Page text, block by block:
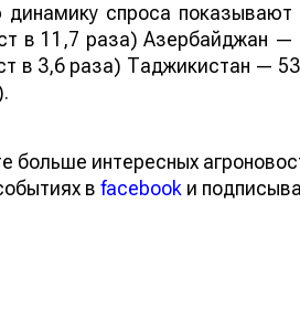
динамику спроса
в 11,7 раза) Азербайджан
в 3,6 раза) Таджикистан —
больше интересных
в facebook и